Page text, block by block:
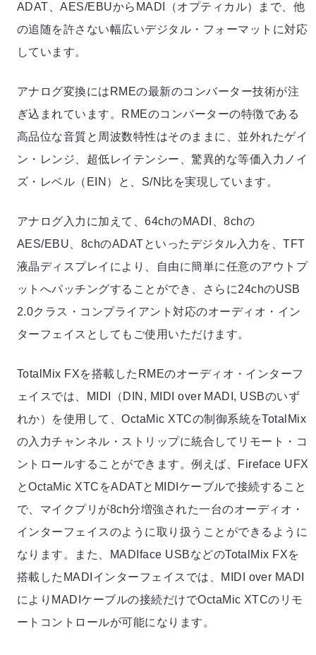
ADAT、AES/EBUからMADI（オプティカル）まで、他
の追随を許さない幅広いデジタル・フォーマットに対応
しています。
アナログ変換にはRMEの最新のコンバーター技術が注
ぎ込まれています。RMEのコンバーターの特徴である
高品位な音質と周波数特性はそのままに、並外れたゲイ
ン・レンジ、超低レイテンシー、驚異的な等価入力ノイ
ズ・レベル（EIN）と、S/N比を実現しています。
アナログ入力に加えて、64chのMADI、8chの
AES/EBU、8chのADATといったデジタル入力を、TFT
液晶ディスプレイにより、自由に簡単に任意のアウトプ
ットへパッチングすることができ、さらに24chのUSB
2.0クラス・コンプライアント対応のオーディオ・イン
ターフェイスとしてもご使用いただけます。
TotalMix FXを搭載したRMEのオーディオ・インターフ
ェイスでは、MIDI（DIN, MIDI over MADI, USBのいず
れか）を使用して、OctaMic XTCの制御系統をTotalMix
の入力チャンネル・ストリップに統合してリモート・コ
ントロールすることができます。例えば、Fireface UFX
とOctaMic XTCをADATとMIDIケーブルで接続すること
で、マイクプリが8ch分増強された一台のオーディオ・
インターフェイスのように取り扱うことができるように
なります。また、MADIface USBなどのTotalMix FXを
搭載したMADIインターフェイスでは、MIDI over MADI
によりMADIケーブルの接続だけでOctaMic XTCのリモ
ートコントロールが可能になります。